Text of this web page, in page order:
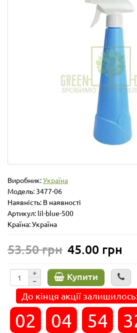
Виробник:Україна
Модель: 3477-06
Наявність: В наявності
Артикул: lil-blue-500
Країна: Україна
53.50 грн 45.00 грн
Купити
До кінця акції
02 04 54